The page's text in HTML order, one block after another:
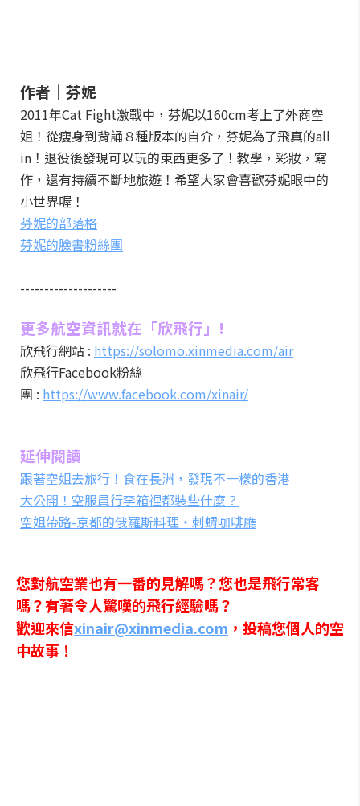
作者│芬妮
2011年Cat Fight激戰中，芬妮以160cm考上了外商空
姐！從瘦身到背誦８種版本的自介，芬妮為了飛真的all
in！退役後發現可以玩的東西更多了！教學，彩妝，寫
作，還有持續不斷地旅遊！希望大家會喜歡芬妮眼中的
小世界喔！
芬妮的部落格
芬妮的臉書粉絲團
--------------------
更多航空資訊就在「欣飛行」!
欣飛行網站 : https://solomo.xinmedia.com/air
欣飛行Facebook粉絲
團 : https://www.facebook.com/xinair/
延伸閱讀
跟著空姐去旅行！食在長洲，發現不一樣的香港
大公開！空服員行李箱裡都裝些什麼？
空姐帶路-京都的俄羅斯料理‧刺蝟咖啡廳
您對航空業也有一番的見解嗎？您也是飛行常客
嗎？有著令人驚嘆的飛行經驗嗎？
歡迎來信xinair@xinmedia.com ，投稿您個人的空
中故事！